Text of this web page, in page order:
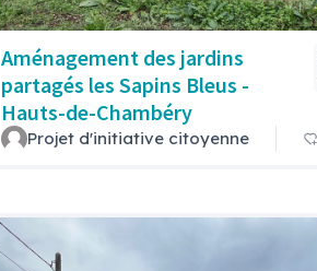
Aménagement des jardins
partagés les Sapins Bleus -
Hauts-de-Chambéry
Projet d'initiative citoyenne